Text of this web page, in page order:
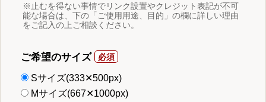
※止むを得ない事情でリンク設置やクレジット表記が不可
能な場合は、下の「ご使用用途、目的」の欄に詳しい理由
をご記入の上ご相談ください。
ご希望のサイズ
Sサイズ(333✕500px)
Mサイズ(667✕1000px)